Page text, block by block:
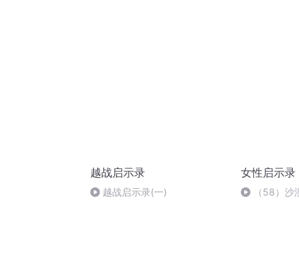
越战启示录
越战启示录(一)
女性启示录
（58）